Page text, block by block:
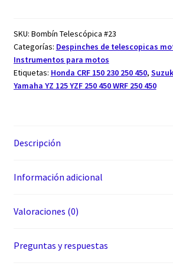
SKU: Bombín Telescópica #23
Categorías: Despinches de telescopicas
Instrumentos para motos
Etiquetas: Honda CRF 150 230 250 450,
Yamaha YZ 125 YZF 250 450 WRF 250 450
Descripción
Información adicional
Valoraciones (0)
Preguntas y respuestas